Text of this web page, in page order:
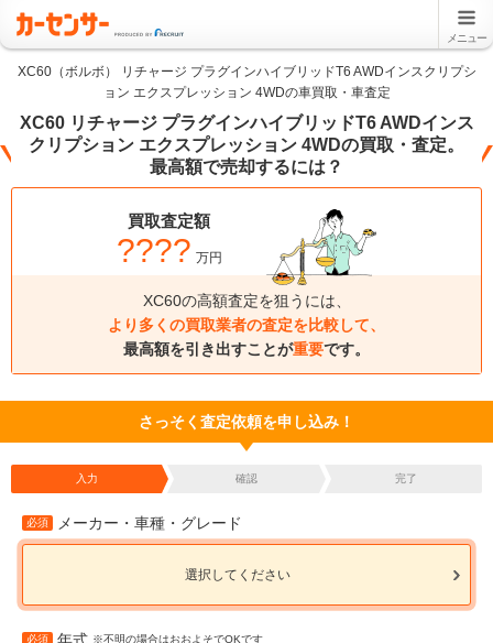
メニュー
XC60（ボルボ） リチャージ プラグインハイブリッドT6 AWDインスクリプシ
ョン エクスプレッション 4WDの車買取・車査定
XC60 リチャージ プラグインハイブリッドT6 AWDインス
クリプション エクスプレッション 4WDの買取・査定。
最高額で売却するには？
買取査定額
???? 万円
XC60の高額査定を狙うには、
より多くの買取業者の査定を比較して、
最高額を引き出すことが重要です。
さっそく査定依頼を申し込み！
入力 確認 完了
必須 メーカー・車種・グレード
選択してください
必須 ※不明の場合はおおよそでOKです